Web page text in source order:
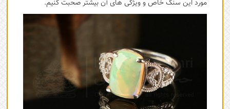
مورد این سنگ خاص و ویژگی های آن بیشتر صحبت کنیم.